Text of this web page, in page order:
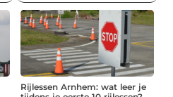
Rijlessen Arnhem: wat leer je